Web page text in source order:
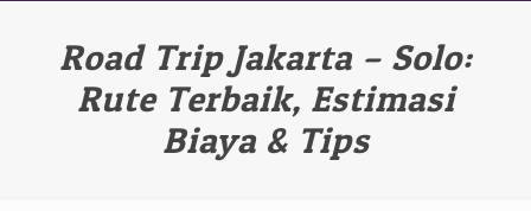
Road Trip Jakarta – Solo:
Rute Terbaik, Estimasi
Biaya & Tips